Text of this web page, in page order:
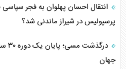
انتقال احسان پهلوان به فجر
پرسپولیس در شیراز ماندنی شد؟
جهان